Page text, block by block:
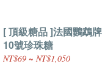
[ 頂級糖品 ]法國鸚鵡牌
10號珍珠糖
NT$69 ~ NT$1,050